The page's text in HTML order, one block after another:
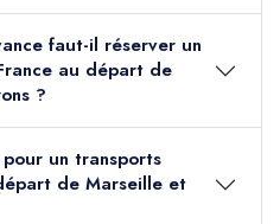
faut-il réserver un
au départ de
?
un transports
de Marseille et